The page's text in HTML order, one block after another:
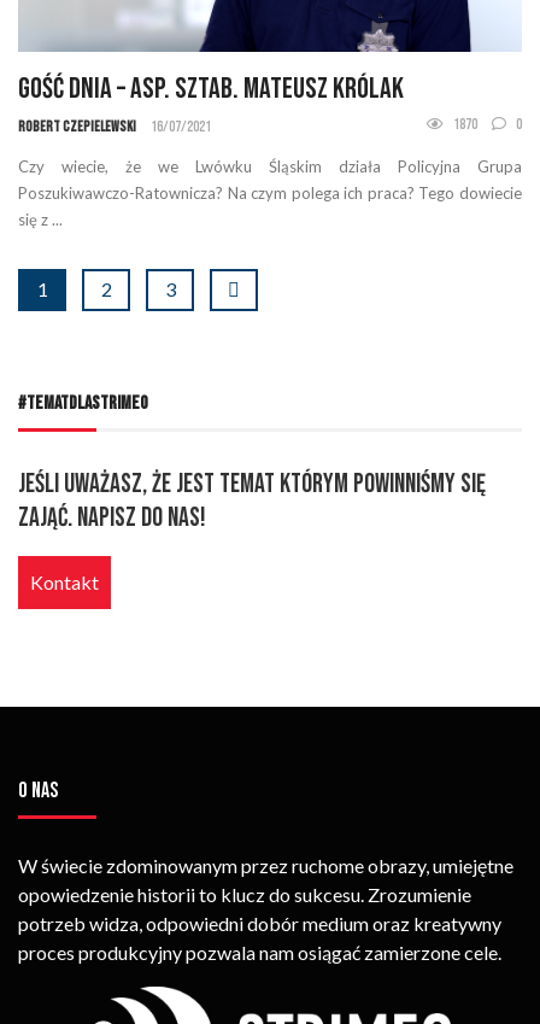
Gość Dnia – asp. sztab. Mateusz Królak
Robert Czepielewski 16/07/2021 1870 0
Czy wiecie, że we Lwówku Śląskim działa Policyjna Grupa
Poszukiwawczo-Ratownicza? Na czym polega ich praca? Tego dowiecie
się z ...
1 2 3
#TEMATDLASTRIMEO
Jeśli uważasz, że jest temat którym powinniśmy się
zająć. Napisz do nas!
Kontakt
O NAS
W świecie zdominowanym przez ruchome obrazy, umiejętne
opowiedzenie historii to klucz do sukcesu. Zrozumienie
potrzeb widza, odpowiedni dobór medium oraz kreatywny
proces produkcyjny pozwala nam osiągać zamierzone cele.